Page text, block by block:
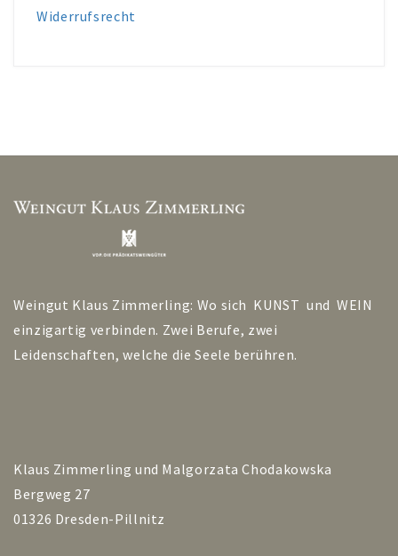
Widerrufsrecht
Weingut Klaus Zimmerling: Wo sich KUNST und WEIN
einzigartig verbinden. Zwei Berufe, zwei
Leidenschaften, welche die Seele berühren.
Klaus Zimmerling und Malgorzata Chodakowska
Bergweg 27
01326 Dresden-Pillnitz